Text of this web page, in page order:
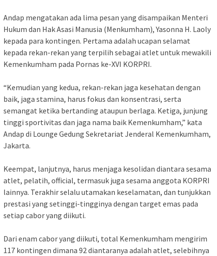
Andap mengatakan ada lima pesan yang disampaikan Menteri
Hukum dan Hak Asasi Manusia (Menkumham), Yasonna H. Laoly
kepada para kontingen. Pertama adalah ucapan selamat
kepada rekan-rekan yang terpilih sebagai atlet untuk mewakili
Kemenkumham pada Pornas ke-XVI KORPRI.
“Kemudian yang kedua, rekan-rekan jaga kesehatan dengan
baik, jaga stamina, harus fokus dan konsentrasi, serta
semangat ketika bertanding ataupun berlaga. Ketiga, junjung
tinggi sportivitas dan jaga nama baik Kemenkumham,” kata
Andap di Lounge Gedung Sekretariat Jenderal Kemenkumham,
Jakarta.
Keempat, lanjutnya, harus menjaga kesolidan diantara sesama
atlet, pelatih, official, termasuk juga sesama anggota KORPRI
lainnya. Terakhir selalu utamakan keselamatan, dan tunjukkan
prestasi yang setinggi-tingginya dengan target emas pada
setiap cabor yang diikuti.
Dari enam cabor yang diikuti, total Kemenkumham mengirim
117 kontingen dimana 92 diantaranya adalah atlet, selebihnya